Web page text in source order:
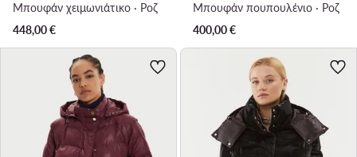
Μπουφάν χειμωνιάτικο · Ροζ
448,00€
Μπουφάν πουπουλένιο · Ροζ
400,00€